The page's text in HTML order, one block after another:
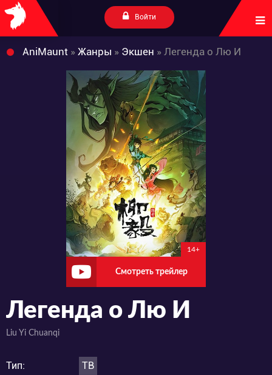
Войти
AniMaunt » Жанры » Экшен » Легенда о Лю И
14+
Смотреть трейлер
Легенда о Лю И
Liu Yi Chuanqi
Тип: ТВ